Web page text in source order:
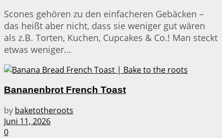
Scones gehören zu den einfacheren Gebäcken –
das heißt aber nicht, dass sie weniger gut wären
als z.B. Torten, Kuchen, Cupcakes & Co.! Man steckt
etwas weniger...
Bananenbrot French Toast
by baketotheroots
Juni 11, 2026
0